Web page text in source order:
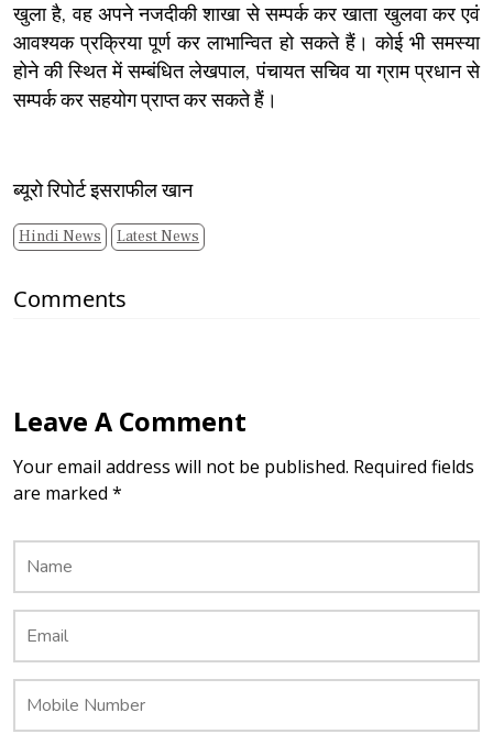
खुला है, वह अपने नजदीकी शाखा से सम्पर्क कर खाता खुलवा कर एवं
आवश्यक प्रक्रिया पूर्ण कर लाभान्वित हो सकते हैं। कोई भी समस्या
होने की स्थित में सम्बंधित लेखपाल, पंचायत सचिव या ग्राम प्रधान से
सम्पर्क कर सहयोग प्राप्त कर सकते हैं।
ब्यूरो रिपोर्ट इसराफील खान
Hindi News Latest News
Comments
Leave A Comment
Your email address will not be published. Required fields
are marked *